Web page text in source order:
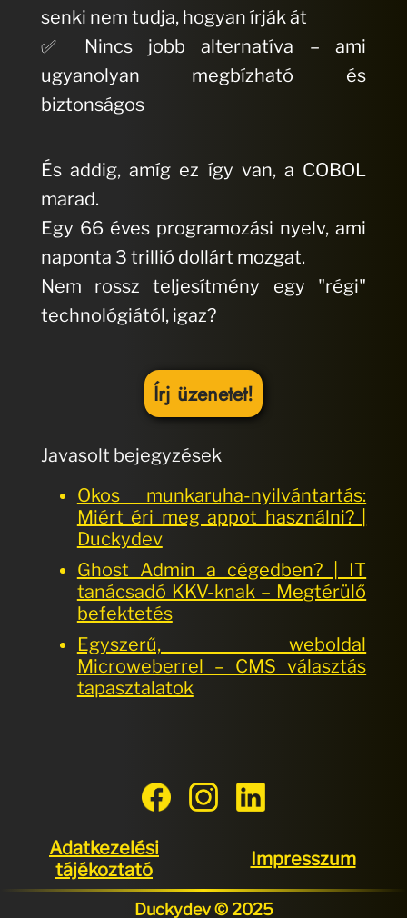
senki nem tudja, hogyan írják át
✅ Nincs jobb alternatíva – ami
ugyanolyan megbízható és
biztonságos
És addig, amíg ez így van, a COBOL
marad.
Egy 66 éves programozási nyelv, ami
naponta 3 trillió dollárt mozgat.
Nem rossz teljesítmény egy "régi"
technológiától, igaz?
Írj üzenetet!
Javasolt bejegyzések
Okos munkaruha-nyilvántartás:
Miért éri meg appot használni? |
Duckydev
Ghost Admin a cégedben? | IT
tanácsadó KKV-knak – Megtérülő
befektetés
Egyszerű, weboldal
Microweberrel – CMS választás
tapasztalatok
Adatkezelési
tájékoztató
Impresszum
Duckydev © 2025